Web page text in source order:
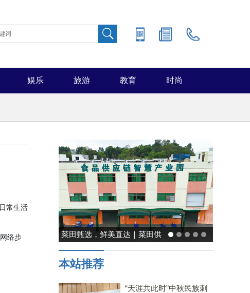
娱乐 旅游 教育 时尚
日常生活
网络步
菜田甄选，鲜美直达｜菜田供
应链，重塑净菜新鲜标准
本站推荐
“天涯共此时”中秋民族刺